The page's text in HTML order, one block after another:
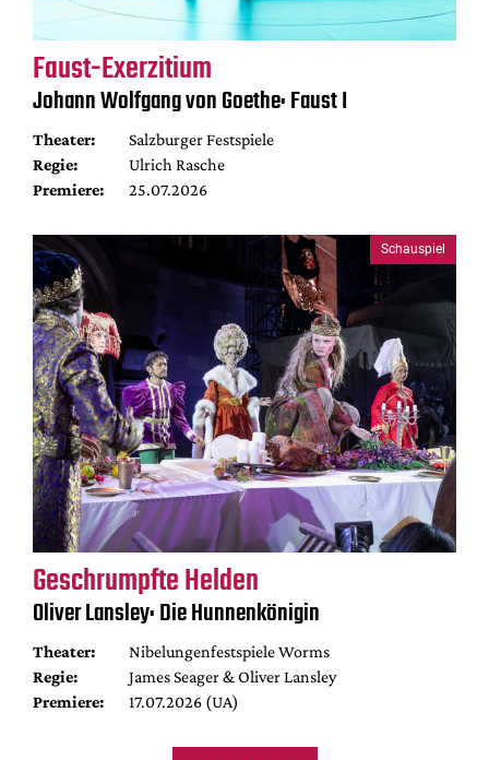
Faust-Exerzitium
Johann Wolfgang von Goethe: Faust I
Theater:
Salzburger Festspiele
Regie:
Ulrich Rasche
Premiere:
25.07.2026
Schauspiel
Geschrumpfte Helden
Oliver Lansley: Die Hunnenkönigin
Theater:
Nibelungenfestspiele Worms
Regie:
James Seager & Oliver Lansley
Premiere:
17.07.2026 (UA)